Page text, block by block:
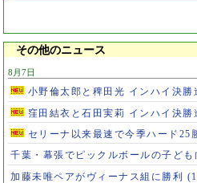
その他のニュース
8月7日
小野倫太郎と稗田光 インハイ決勝
窪田結衣と石田実莉 インハイ決勝
セリーナ以来最速で今季ハード25
千葉・幕張でピックルボールの子ども
加藤未唯ペアがヴィーナス組に勝利